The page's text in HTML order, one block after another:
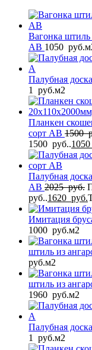
Вагонка
AB 1050 руб.
Палубная
1
руб.м2
Планкен
сорт AB 1500
1500 руб..1050
Палубная
AB 2025руб.
руб..1620 руб.
Имитация
1000 руб.м2
штиль из
руб.м2
штиль из
1960 руб.м2
Палубная
1
руб.м2